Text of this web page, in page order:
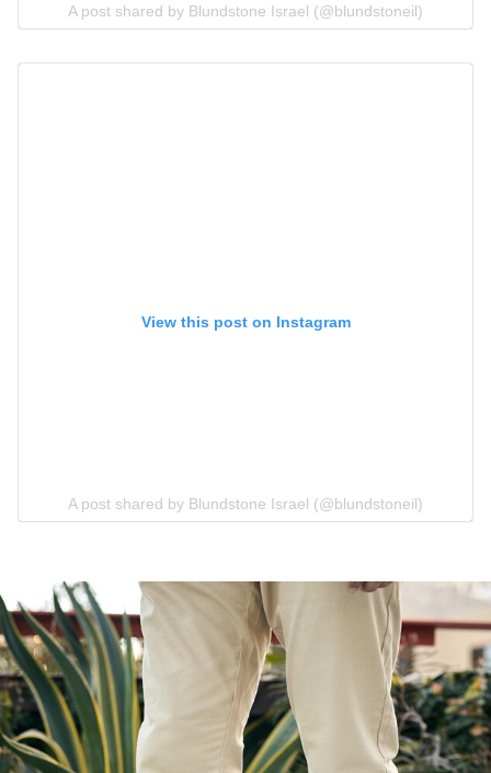
A post shared by Blundstone Israel (@blundstoneil)
View this post on Instagram
A post shared by Blundstone Israel (@blundstoneil)